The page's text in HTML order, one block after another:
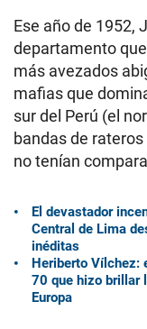
Ese año de 1952,
departamento
más avezados
mafias que
sur del Perú (el
bandas de
no tenían
El devastador
Central de Lima
inéditas
Heriberto Vílchez:
70 que hizo brillar
Europa